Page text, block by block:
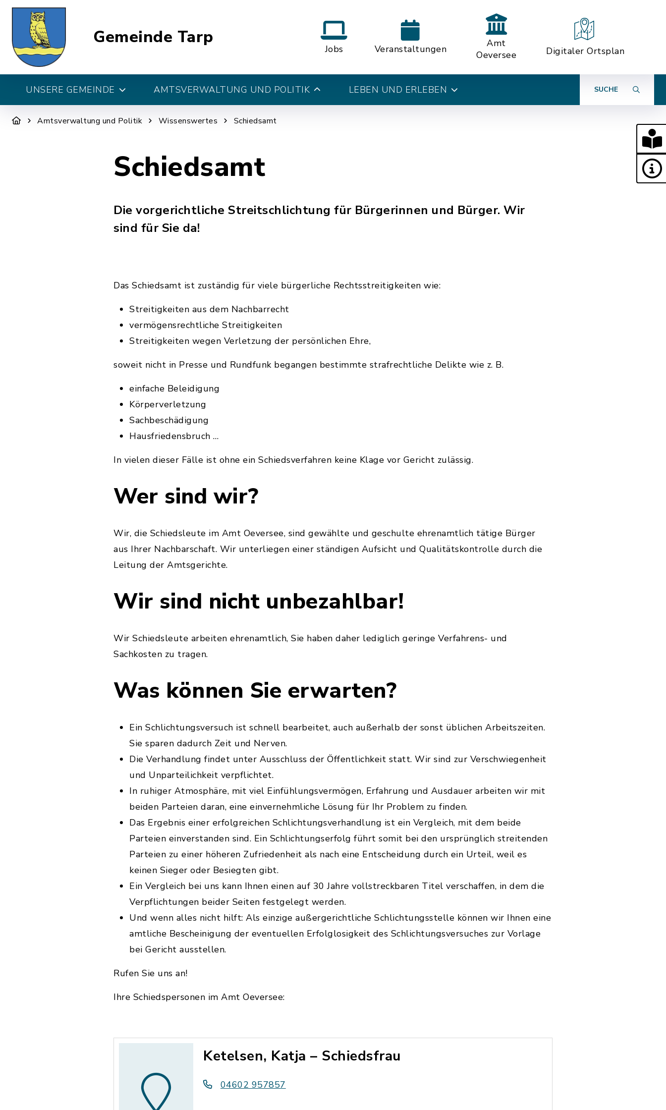
Gemeinde Tarp
Jobs Veranstaltungen
Amt
Oeversee
Digitaler Ortsplan
UNSERE GEMEINDE AMTSVERWALTUNG UND POLITIK LEBEN UND ERLEBEN SUCHE
Amtsverwaltung und Politik Wissenswertes Schiedsamt
Schiedsamt
Die vorgerichtliche Streitschlichtung für Bürgerinnen und Bürger. Wir
sind für Sie da!
Das Schiedsamt ist zuständig für viele bürgerliche Rechtsstreitigkeiten wie:
Streitigkeiten aus dem Nachbarrecht
vermögensrechtliche Streitigkeiten
Streitigkeiten wegen Verletzung der persönlichen Ehre,
soweit nicht in Presse und Rundfunk begangen bestimmte strafrechtliche Delikte wie z. B.
einfache Beleidigung
Körperverletzung
Sachbeschädigung
Hausfriedensbruch …
In vielen dieser Fälle ist ohne ein Schiedsverfahren keine Klage vor Gericht zulässig.
Wer sind wir?
Wir, die Schiedsleute im Amt Oeversee, sind gewählte und geschulte ehrenamtlich tätige Bürger
aus Ihrer Nachbarschaft. Wir unterliegen einer ständigen Aufsicht und Qualitätskontrolle durch die
Leitung der Amtsgerichte.
Wir sind nicht unbezahlbar!
Wir Schiedsleute arbeiten ehrenamtlich, Sie haben daher lediglich geringe Verfahrens- und
Sachkosten zu tragen.
Was können Sie erwarten?
Ein Schlichtungsversuch ist schnell bearbeitet, auch außerhalb der sonst üblichen Arbeitszeiten.
Sie sparen dadurch Zeit und Nerven.
Die Verhandlung findet unter Ausschluss der Öffentlichkeit statt. Wir sind zur Verschwiegenheit
und Unparteilichkeit verpflichtet.
In ruhiger Atmosphäre, mit viel Einfühlungsvermögen, Erfahrung und Ausdauer arbeiten wir mit
beiden Parteien daran, eine einvernehmliche Lösung für Ihr Problem zu finden.
Das Ergebnis einer erfolgreichen Schlichtungsverhandlung ist ein Vergleich, mit dem beide
Parteien einverstanden sind. Ein Schlichtungserfolg führt somit bei den ursprünglich streitenden
Parteien zu einer höheren Zufriedenheit als nach eine Entscheidung durch ein Urteil, weil es
keinen Sieger oder Besiegten gibt.
Ein Vergleich bei uns kann Ihnen einen auf 30 Jahre vollstreckbaren Titel verschaffen, in dem die
Verpflichtungen beider Seiten festgelegt werden.
Und wenn alles nicht hilft: Als einzige außergerichtliche Schlichtungsstelle können wir Ihnen eine
amtliche Bescheinigung der eventuellen Erfolglosigkeit des Schlichtungsversuches zur Vorlage
bei Gericht ausstellen.
Rufen Sie uns an!
Ihre Schiedspersonen im Amt Oeversee:
Ketelsen, Katja – Schiedsfrau
04602 957857